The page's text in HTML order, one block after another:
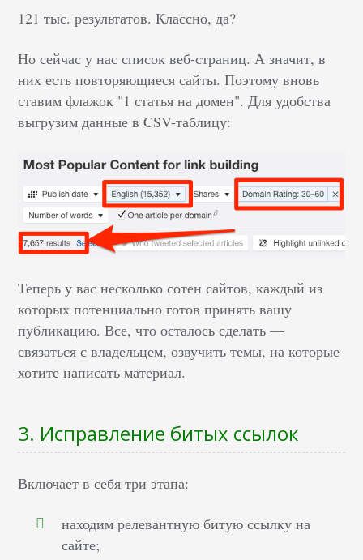
121 тыс. результатов. Классно, да?
Но сейчас у нас список веб-страниц. А значит, в
них есть повторяющиеся сайты. Поэтому вновь
ставим флажок "1 статья на домен". Для удобства
выгрузим данные в CSV-таблицу:
Теперь у вас несколько сотен сайтов, каждый из
которых потенциально готов принять вашу
публикацию. Все, что осталось сделать —
связаться с владельцем, озвучить темы, на которые
хотите написать материал.
3. Исправление битых ссылок
Включает в себя три этапа:
находим релевантную битую ссылку на
сайте;